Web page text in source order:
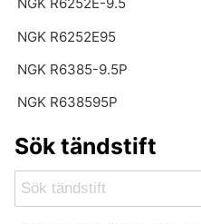
NGK R6252E-9.5
NGK R6252E95
NGK R6385-9.5P
NGK R638595P
Sök tändstift